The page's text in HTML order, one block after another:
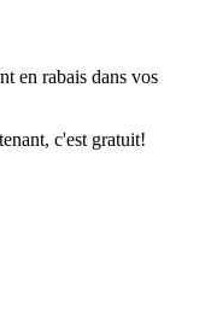
en rabais dans vos
c'est gratuit!